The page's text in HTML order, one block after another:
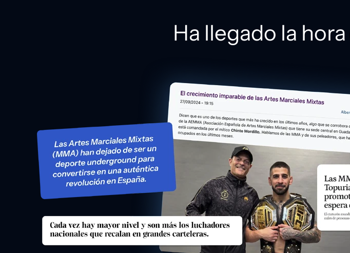
Ha llegado la hora